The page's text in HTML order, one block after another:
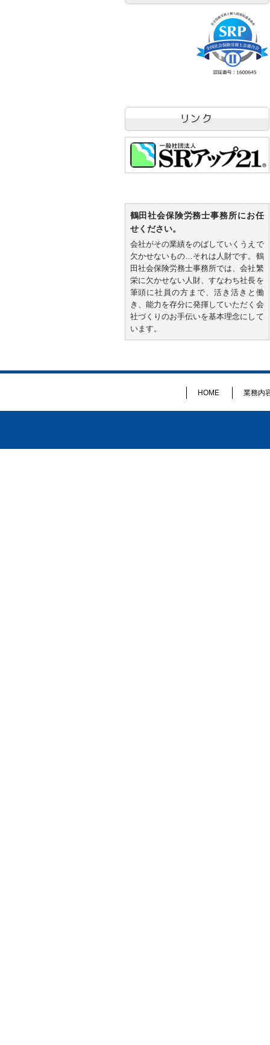
鶴田社会保険労務士事務所にお任
せください。
会社がその業績をのばしていくうえで
欠かせないもの…それは人財です。鶴
田社会保険労務士事務所では、会社繁
栄に欠かせない人財、すなわち社長を
筆頭に社員の方まで、活き活きと働
き、能力を存分に発揮していただく会
社づくりのお手伝いを基本理念にして
います。
HOME 業務内